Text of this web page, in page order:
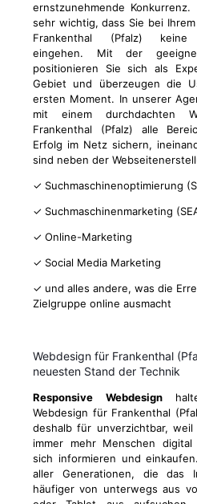
ernstzunehmende
sehr wichtig, dass Sie bei
Frankenthal (Pfalz) keine
eingehen. Mit der
positionieren Sie sich als
Gebiet und überzeugen die
ersten Moment. In unserer
mit einem durchdachten
Frankenthal (Pfalz) alle
Erfolg im Netz sichern,
sind neben der
✓ Suchmaschinenoptimierung
✓ Suchmaschinenmarketing
✓ Online-Marketing
✓ Social Media Marketing
✓ und alles andere, was die
Zielgruppe online ausmacht
Webdesign für Frankenthal
neuesten Stand der Technik
Responsive Webdesign
Webdesign für Frankenthal
deshalb für unverzichtbar, weil
immer mehr Menschen digital
sich informieren und
aller Generationen, die das
häufiger von unterwegs aus